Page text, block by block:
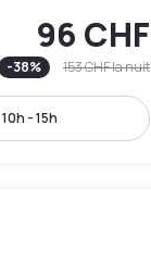
96 CHF
-38% 153 CHFla nuit
10h - 15h